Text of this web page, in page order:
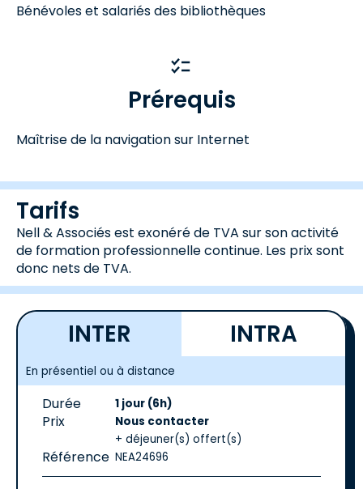
Bénévoles et salariés des bibliothèques
Prérequis
Maîtrise de la navigation sur Internet
Tarifs
Nell & Associés est exonéré de TVA sur son activité
de formation professionnelle continue. Les prix sont
donc nets de TVA.
INTER INTRA
En présentiel ou à distance
Durée 1 jour (6h)
Prix
Nous contacter
+ déjeuner(s) offert(s)
Référence NEA24696